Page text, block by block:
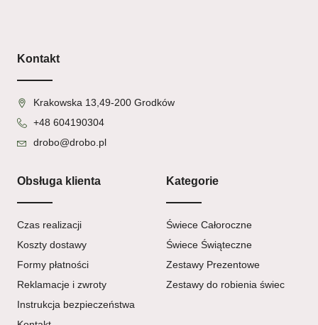
Kontakt
Krakowska 13,49-200 Grodków
+48 604190304
drobo@drobo.pl
Obsługa klienta
Czas realizacji
Koszty dostawy
Formy płatności
Reklamacje i zwroty
Instrukcja bezpieczeństwa
Kategorie
Świece Całoroczne
Świece Świąteczne
Zestawy Prezentowe
Zestawy do robienia świec